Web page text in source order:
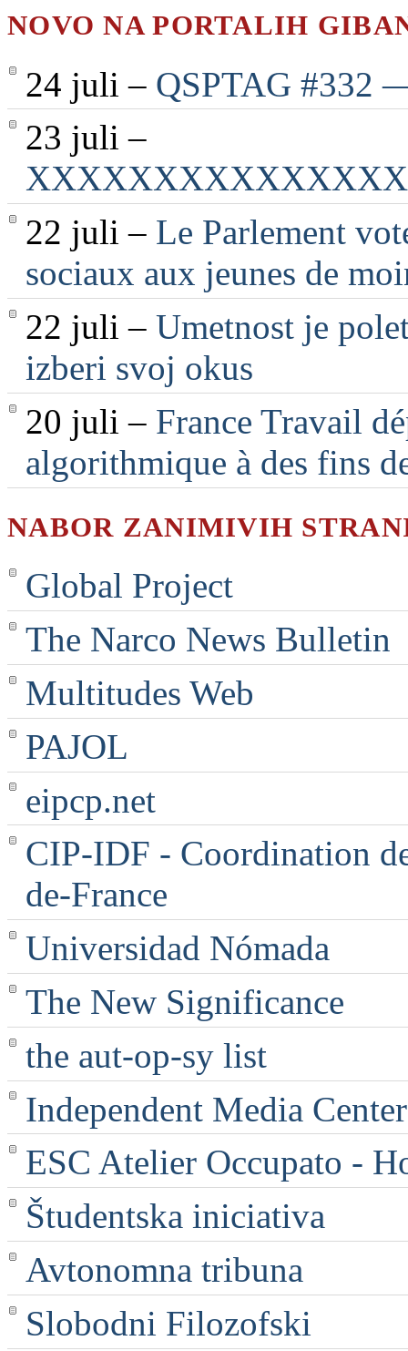
NOVO NA PORTALIH
24 juli – QSPTAG #332
23 juli –
22 juli – Le Parlement
sociaux aux jeunes de
22 juli – Umetnost je
izberi svoj okus
20 juli – France Travail
algorithmique à des fins
NABOR ZANIMIVIH
Global Project
The Narco News Bulletin
Multitudes Web
PAJOL
eipcp.net
CIP-IDF - Coordination
de-France
Universidad Nómada
The New Significance
the aut-op-sy list
Independent Media
ESC Atelier Occupato -
Študentska iniciativa
Avtonomna tribuna
Slobodni Filozofski